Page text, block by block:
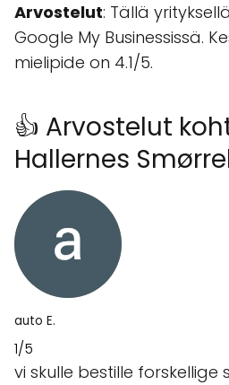
Arvostelut: Tällä
Google My Businessissä.
mielipide on 4.1/5.
👍 Arvostelut
Hallernes
auto E.
1/5
vi skulle bestille